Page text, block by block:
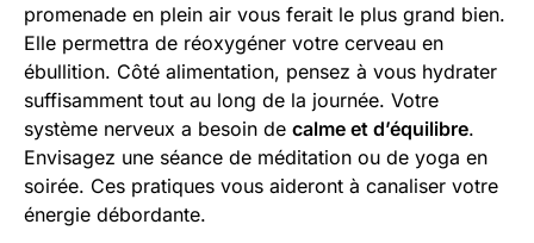
promenade en plein air vous ferait le plus grand bien.
Elle permettra de réoxygéner votre cerveau en
ébullition. Côté alimentation, pensez à vous hydrater
suffisamment tout au long de la journée. Votre
système nerveux a besoin de calme et d’équilibre.
Envisagez une séance de méditation ou de yoga en
soirée. Ces pratiques vous aideront à canaliser votre
énergie débordante.